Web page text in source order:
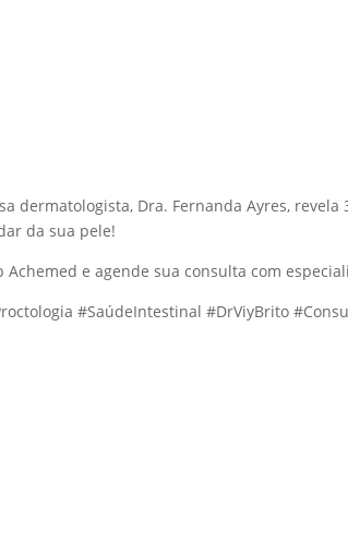
dermatologista, Dra. Fernanda Ayres,
da sua pele!
Achemed e agende sua consulta com
#SaúdeIntestinal #DrViyBrito